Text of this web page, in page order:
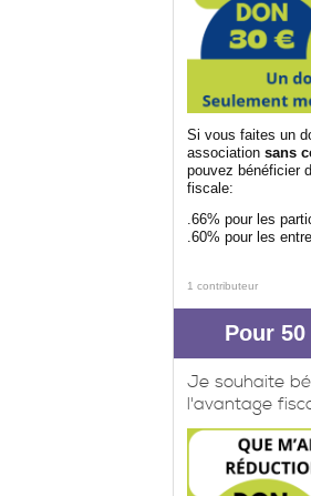
Si vous faites un
associationsans
pouvez bénéficier
fiscale:
.66% pour les
.60% pour les
1 contributeur
Pour
Je souhaite
l'avantage